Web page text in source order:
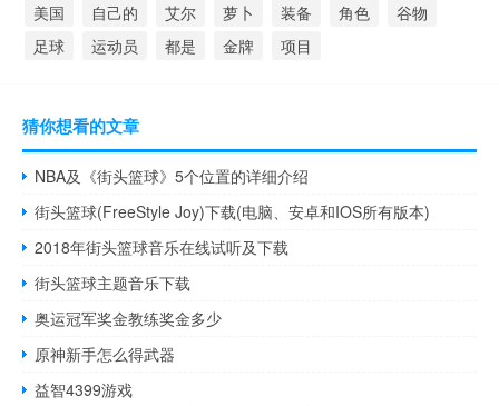
美国
自己的 艾尔 萝卜 装备 角色
谷物
足球
运动员 都是 金牌 项目
猜你想看的文章
NBA及《街头篮球》5个位置的详细介绍
街头篮球(FreeStyle Joy)下载(电脑、安卓和IOS所有版本)
2018年街头篮球音乐在线试听及下载
街头篮球主题音乐下载
奥运冠军奖金教练奖金多少
原神新手怎么得武器
益智4399游戏